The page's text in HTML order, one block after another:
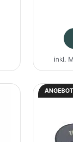
inkl.